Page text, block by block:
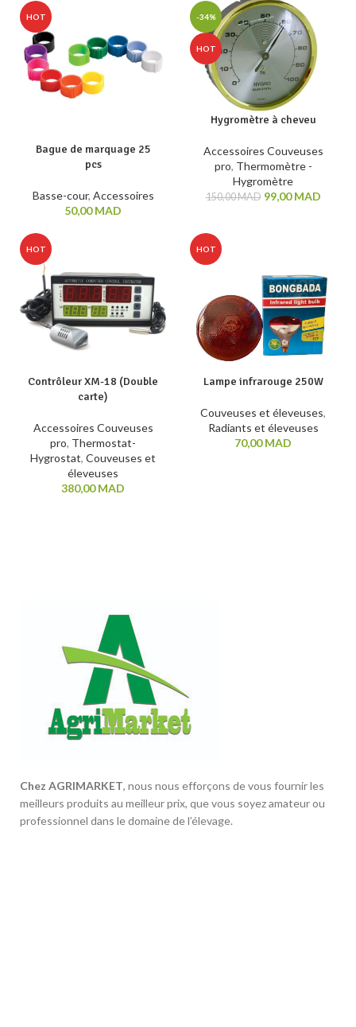
HOT
Bague de marquage 25
pcs
Basse-cour, Accessoires
50,00MAD
-34%
HOT
Hygromètre à cheveu
Accessoires Couveuses
pro, Thermomètre -
Hygromètre
150,00MAD 99,00MAD
HOT
Contrôleur XM-18 (Double
carte)
Accessoires Couveuses
pro, Thermostat-
Hygrostat, Couveuses et
éleveuses
380,00MAD
HOT
Lampe infrarouge 250W
Couveuses et éleveuses,
Radiants et éleveuses
70,00MAD
Chez AGRIMARKET, nous nous efforçons de vous fournir les
meilleurs produits au meilleur prix, que vous soyez amateur ou
professionnel dans le domaine de l’élevage.